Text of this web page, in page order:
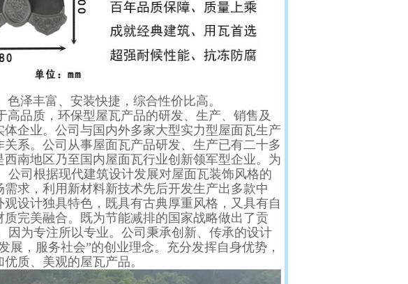
泽丰富、安装快捷，综合性价比高。
高品质，环保型屋瓦产品的研发、生产、销售及
企业。公司与国内外多家大型实力型屋面瓦生产
系。公司从事屋面瓦产品研发、生产已有二十多
南地区乃至国内屋面瓦行业创新领军型企业。为
公司根据现代建筑设计发展对屋面瓦装饰风格的
求，利用新材料新技术先后开发生产出多款中
设计独具特色，既具有古典厚重风格，又具有自
完美融合。既为节能减排的国家战略做出了贡
因为专注所以专业。公司秉承创新、传承的设计
展，服务社会”的创业理念。充分发挥自身优势，
质、美观的屋瓦产品。